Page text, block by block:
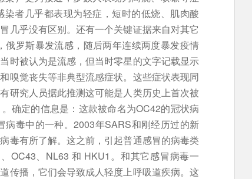
者几乎都表现为轻症，短时的低烧、肌肉酸
几乎没有区别。还有一个关键证据来自对其它
罗斯暴发流感，随后两年连续两度暴发疫情
时被认为是流感，但当时零星的文字记载显示
嗅觉丧失等非典型流感症状。这些症状表现同
研究人员据此推测这可能是人类历史上首次被
确定的信息是：这款被命名为OC42的冠状病
毒中的一种。2003年SARS和刚经历过的新
毒有所了解。这之前，引起普通感冒的病毒类
OC43、NL63 和 HKU1。和其它感冒病毒一
传播，它们会导致成人轻度上呼吸道疾病。这